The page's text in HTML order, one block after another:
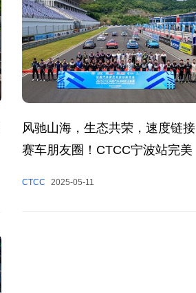
风驰山海，生态共荣，速度链接
赛车朋友圈！CTCC宁波站完美
CTCC 2025-05-11